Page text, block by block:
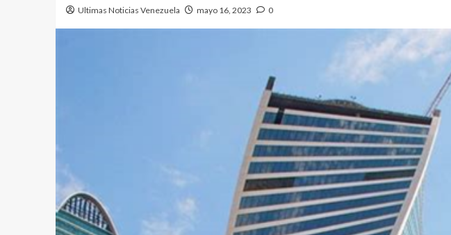
Ultimas Noticias Venezuela mayo 16, 2023 0